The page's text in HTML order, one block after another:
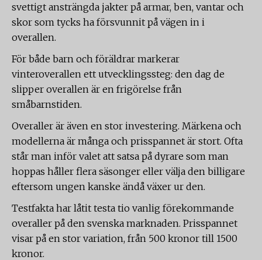
svettigt ansträngda jakter på armar, ben, vantar och
skor som tycks ha försvunnit på vägen in i
overallen.
För både barn och föräldrar markerar
vinteroverallen ett utvecklingssteg: den dag de
slipper overallen är en frigörelse från
småbarnstiden.
Overaller är även en stor investering. Märkena och
modellerna är många och prisspannet är stort. Ofta
står man inför valet att satsa på dyrare som man
hoppas håller flera säsonger eller välja den billigare
eftersom ungen kanske ändå växer ur den.
Testfakta har låtit testa tio vanlig förekommande
overaller på den svenska marknaden. Prisspannet
visar på en stor variation, från 500 kronor till 1500
kronor.